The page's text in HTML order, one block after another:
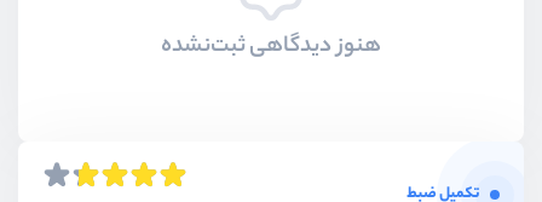
هنوز دیدگاهی ثبت‌نشده
تکمیل ضبط